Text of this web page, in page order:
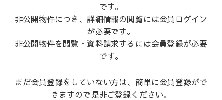
です。
非公開物件につき、詳細情報の閲覧には会員ログイン
が必要です。
非公開物件を閲覧・資料請求するには会員登録が必要
です。
まだ会員登録をしていない方は、簡単に会員登録がで
きますので是非ご登録ください。